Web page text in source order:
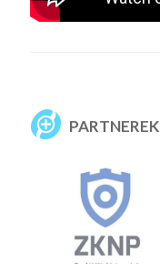
PARTNEREK